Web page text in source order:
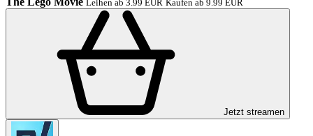
Leihen ab 3.99 EUR Kaufen ab 9.99 EUR
Jetzt streamen